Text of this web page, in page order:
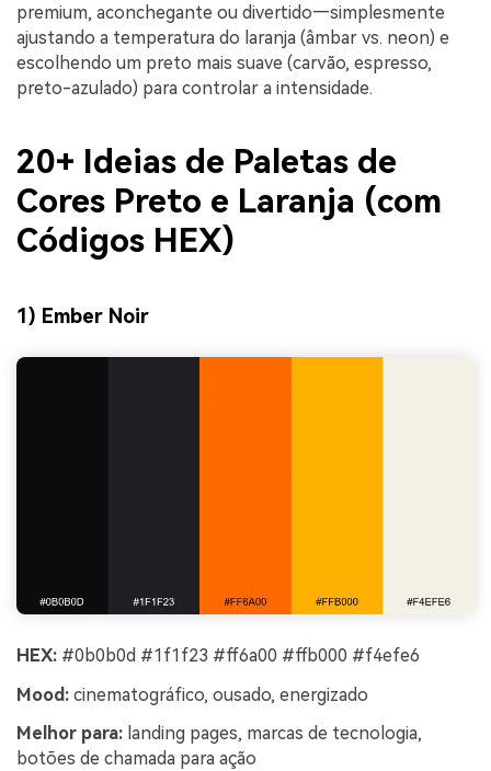
premium, aconchegante ou divertido—simplesmente
ajustando a temperatura do laranja (âmbar vs. neon) e
escolhendo um preto mais suave (carvão, espresso,
preto-azulado) para controlar a intensidade.
20+ Ideias de Paletas de
Cores Preto e Laranja (com
Códigos HEX)
1) Ember Noir
HEX: #0b0b0d #1f1f23 #ff6a00 #ffb000 #f4efe6
Mood: cinematográfico, ousado, energizado
Melhor para: landing pages, marcas de tecnologia,
botões de chamada para ação